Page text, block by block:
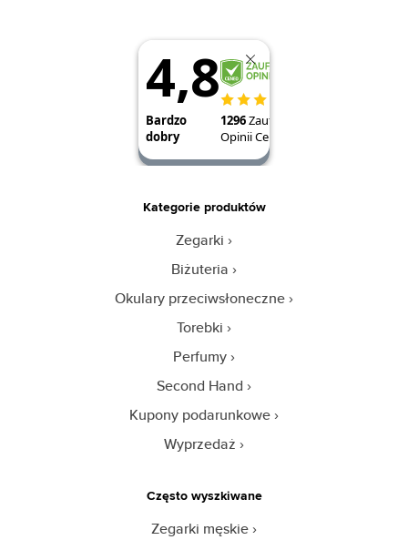
Kategorie produktów
Zegarki
Biżuteria
Okulary przeciwsłoneczne
Torebki
Perfumy
Second Hand
Kupony podarunkowe
Wyprzedaż
Często wyszkiwane
Zegarki męskie